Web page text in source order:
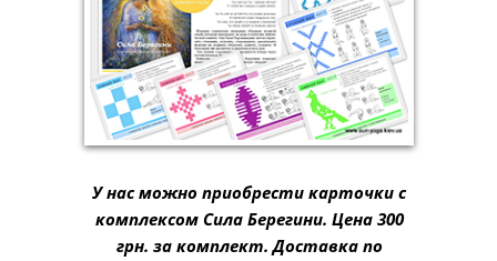
У нас можно приобрести карточки с
комплексом Сила Берегини. Цена 300
грн. за комплект. Доставка по